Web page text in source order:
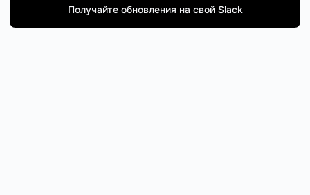
Получайте обновления на свой Slack